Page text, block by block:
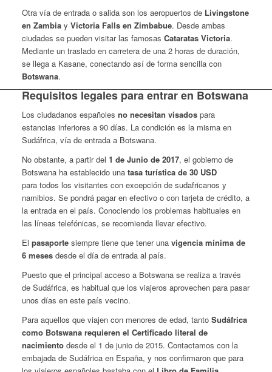
Otra vía de entrada o salida son los aeropuertos de Livingstone
en Zambiay Victoria Falls en Zimbabue. Desde ambas
ciudades se pueden visitar las famosas Cataratas Victoria.
Mediante un traslado en carretera de una 2 horas de duración,
se llega a Kasane, conectando así de forma sencilla con
Botswana.
Requisitos legales para entrar en Botswana
Los ciudadanos españoles no necesitan visadospara
estancias inferiores a 90 días. La condición es la misma en
Sudáfrica, vía de entrada a Botswana.
No obstante, a partir del 1 de Junio de 2017, el gobierno de
Botswana ha establecido una tasa turística de 30 USD
para todos los visitantes con excepción de sudafricanos y
namibios. Se pondrá pagar en efectivo o con tarjeta de crédito, a
la entrada en el país. Conociendo los problemas habituales en
las líneas telefónicas, se recomienda llevar efectivo.
El pasaportesiempre tiene que tener una vigencia mínima de
6 mesesdesde el día de entrada al país.
Puesto que el principal acceso a Botswana se realiza a través
de Sudáfrica, es habitual que los viajeros aprovechen para pasar
unos días en este país vecino.
Para aquellos que viajen con menores de edad, tanto Sudáfrica
como Botswana requieren el Certificado literal de
nacimientodesde el 1 de junio de 2015. Contactamos con la
embajada de Sudáfrica en España, y nos confirmaron que para